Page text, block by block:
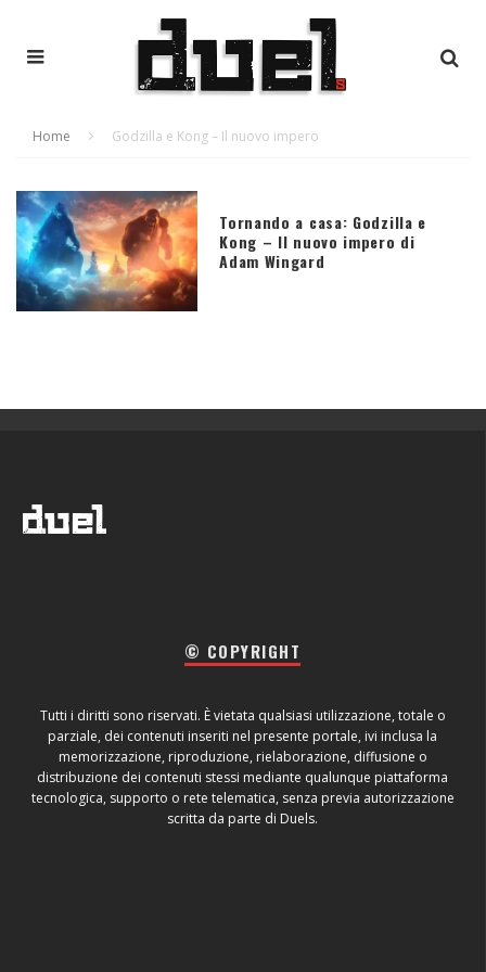
Home Godzilla e Kong – Il nuovo impero
Tornando a casa: Godzilla e
Kong – Il nuovo impero di
Adam Wingard
© COPYRIGHT
Tutti i diritti sono riservati. È vietata qualsiasi utilizzazione, totale o
parziale, dei contenuti inseriti nel presente portale, ivi inclusa la
memorizzazione, riproduzione, rielaborazione, diffusione o
distribuzione dei contenuti stessi mediante qualunque piattaforma
tecnologica, supporto o rete telematica, senza previa autorizzazione
scritta da parte di Duels.